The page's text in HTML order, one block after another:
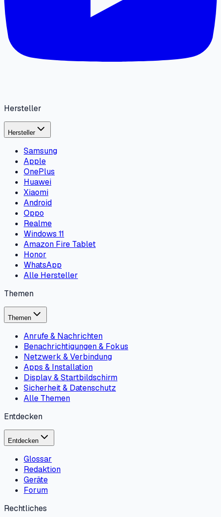
Hersteller
Hersteller
Samsung
Apple
OnePlus
Huawei
Xiaomi
Android
Oppo
Realme
Windows 11
Amazon Fire Tablet
Honor
WhatsApp
Alle Hersteller
Themen
Themen
Anrufe & Nachrichten
Benachrichtigungen & Fokus
Netzwerk & Verbindung
Apps & Installation
Display & Startbildschirm
Sicherheit & Datenschutz
Alle Themen
Entdecken
Entdecken
Glossar
Redaktion
Geräte
Forum
Rechtliches